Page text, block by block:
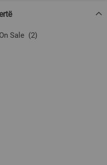
On Sale 2produkte